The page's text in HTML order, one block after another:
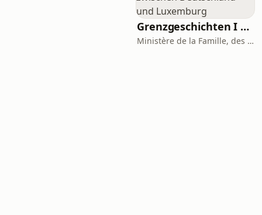
Grenzgeschichten I Grenzgänger Podcast - Leben & Arbeiten zwischen Deutschland und Luxemburg
Ministère de la Famille, des Solidarités, du Vivre ensemble et de l’Accueil Podcasts